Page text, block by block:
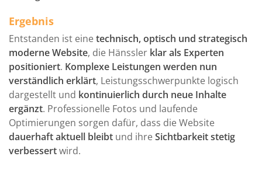
Ergebnis
Entstanden ist einetechnisch, optisch und strategisch
moderne Website, die Hänssler klar als Experten
positioniert. Komplexe Leistungen werden nun
verständlich erklärt, Leistungsschwerpunkte logisch
dargestellt und kontinuierlich durch neue Inhalte
ergänzt. Professionelle Fotos und laufende
Optimierungen sorgen dafür, dass die Website
dauerhaft aktuell bleibt und ihreSichtbarkeit stetig
verbessertwird.